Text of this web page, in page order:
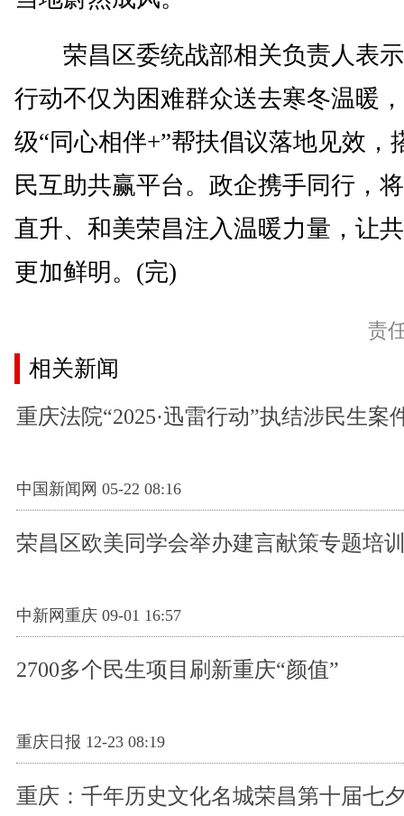
荣昌区委统战部相关负责人表示
行动不仅为困难群众送去寒冬温暖
级“同心相伴+”帮扶倡议落地见效，
民互助共赢平台。政企携手同行，
直升、和美荣昌注入温暖力量，让
更加鲜明。(完)
责
相关新闻
重庆法院“2025·迅雷行动”执结涉民生案
中国新闻网 05-22 08:16
荣昌区欧美同学会举办建言献策专题培
中新网重庆 09-01 16:57
2700多个民生项目刷新重庆“颜值”
重庆日报 12-23 08:19
重庆：千年历史文化名城荣昌第十届七